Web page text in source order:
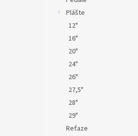
Plášte
12"
16"
20"
24"
26"
27,5"
28"
29"
Reťaze